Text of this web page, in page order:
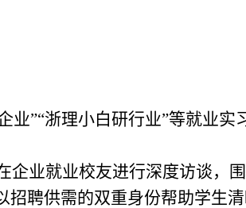
业”“浙理小白研行业”等就业实
企业就业校友进行深度访谈，
聘供需的双重身份帮助学生